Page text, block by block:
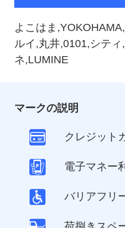
よこはま
ルイ,丸井,0101,シティ
ネ,LUMINE
マークの説明
クレジット
電子マネー
バリアフリ